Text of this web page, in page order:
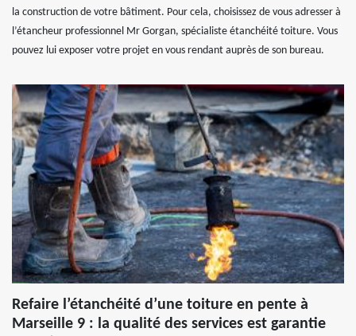
la construction de votre bâtiment. Pour cela, choisissez de vous adresser à
l’étancheur professionnel Mr Gorgan, spécialiste étanchéité toiture. Vous
pouvez lui exposer votre projet en vous rendant auprès de son bureau.
Refaire l’étanchéité d’une toiture en pente à
Marseille 9 : la qualité des services est garantie